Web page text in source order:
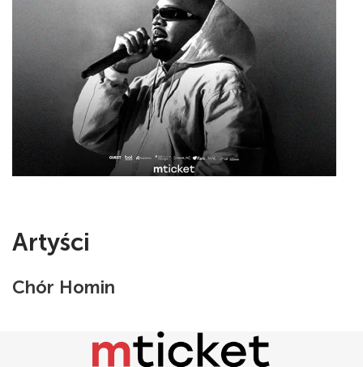
Artyści
Chór Homin